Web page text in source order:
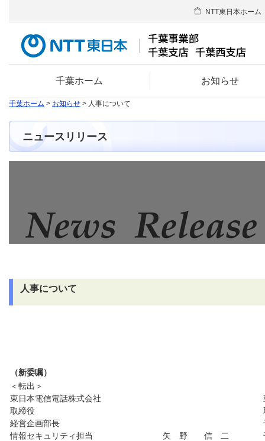
千葉ホーム お知らせ
NTT東日本ホーム
千葉ホーム > お知らせ > 人事について
ニュースリリース
人事について
（新委嘱）
＜転出＞
東日本電信電話株式会社
取締役
経営企画部長
情報セキュリティ担当
矢 野 信 二